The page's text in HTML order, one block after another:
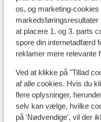
os, og marketing-
markedsføringsresultater
at placere 1. og 3. parts
spore din internetadfærd
reklamer mere relevante
Ved at klikke på "Tillad
af alle cookies. Hvis du
flere oplysninger,
selv kan vælge, hvilke
på 'Nødvendige', vil der
I området
Afstand til centrum:
Afstand til skilift ca.
Liftkort/